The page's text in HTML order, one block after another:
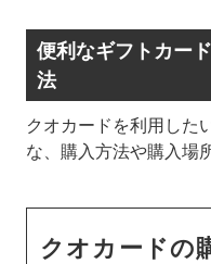
便利なギフトカー
法
クオカードを利用した
な、購入方法や購入場
クオカードの